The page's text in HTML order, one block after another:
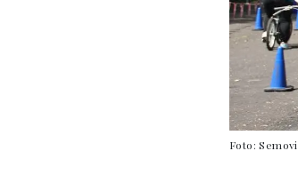
Foto: Semovi